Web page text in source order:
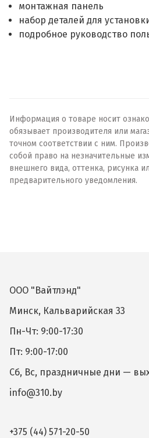
монтажная панель
набор деталей для
подробное руководство
Информация о товаре носит
обязывает производителя или
точном соответствии с ним.
собой право на незначительные
внешнего вида, оттенка, рисунка
предварительного уведомления.
ООО "Вайтлэнд"
Минск, Кальварийская 33
Пн-Чт: 9:00-17:30
Пт: 9:00-17:00
Сб, Вс, праздничные дни —
info@310.by
+375 (44) 571-20-50